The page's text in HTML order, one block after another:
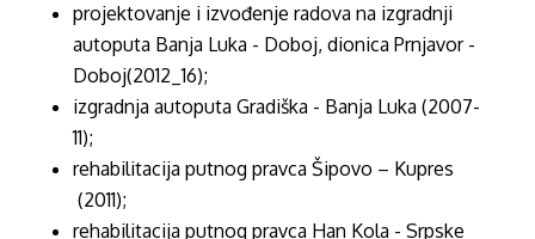
projektovanje i izvođenje radova na izgradnji
autoputa Banja Luka - Doboj, dionica Prnjavor -
Doboj(2012_16);
izgradnja autoputa Gradiška - Banja Luka (2007-
11);
rehabilitacija putnog pravca Šipovo – Kupres
(2011);
rehabilitacija putnog pravca Han Kola - Srpske